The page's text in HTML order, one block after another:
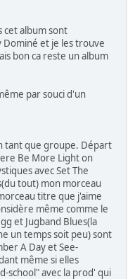
cet album sont
et je les trouve
bon ca reste un album
par souci d'un
tant que groupe. Départ
Be More Light on
avec Set The
tout) mon morceau
titre que j'aime
même comme le
et Jugband Blues(la
un temps soit peu) sont
A Day et See-
même si elles
school" avec la prod' qui